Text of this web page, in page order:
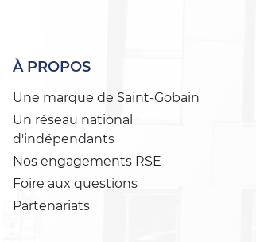
À PROPOS
Une marque de Saint-Gobain
Un réseau national
d'indépendants
Nos engagements RSE
Foire aux questions
Partenariats